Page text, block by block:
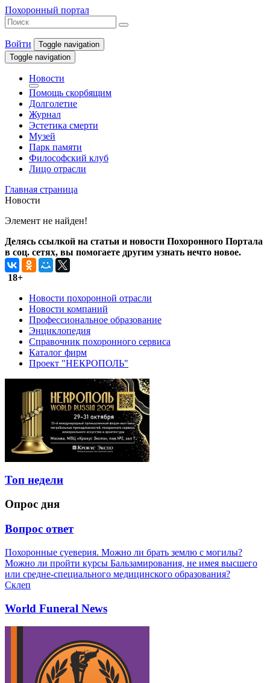
Похоронный портал
Войти
Toggle navigation
Toggle navigation
Новости
Помощь скорбящим
Долголетие
Журнал
Эстетика смерти
Музей
Парк памяти
Философский клуб
Лицо отрасли
Главная страница
Новости
Элемент не найден!
Делясь ссылкой на статьи и новости Похоронного Портала
в соц. сетях, вы помогаете другим узнать нечто новое.
18+
Новости похоронной отрасли
Новости компаний
Профессиональное образование
Энциклопедия
Справочник похоронного сервиса
Каталог фирм
Проект "НЕКРОПОЛЬ"
Топ недели
Опрос дня
Вопрос ответ
Похоронные суеверия. Можно ли брать землю с могилы?
Можно ли пройти курсы Бальзамирования, не имея высшего
или средне-специального медицинского образования?
Склеп
World Funeral News